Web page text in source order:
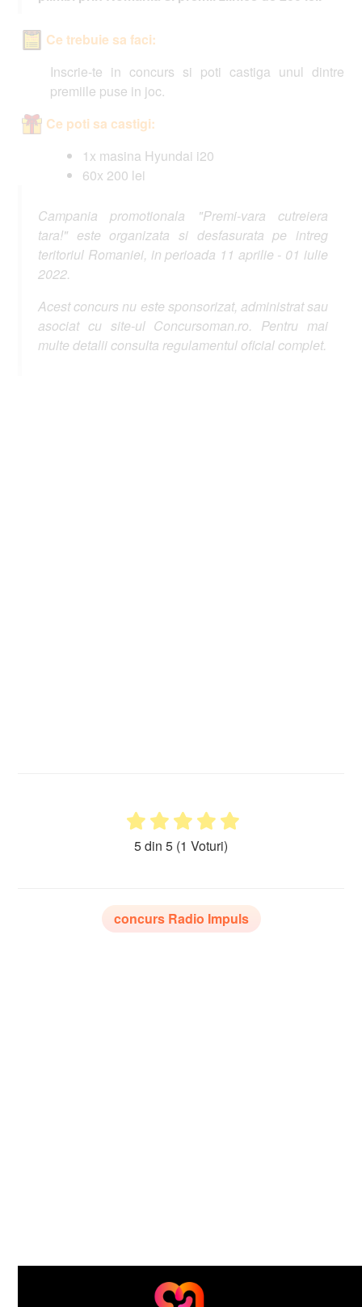
Ce trebuie sa faci:
Inscrie-te in concurs si poti castiga unul dintre
premiile puse in joc.
Ce poti sa castigi:
1x masina Hyundai i20
60x 200 lei
Campania promotionala "Premi-vara cutreiera
tara!" este organizata si desfasurata pe intreg
teritoriul Romaniei, in perioada 11 aprilie - 01 iulie
2022.
Acest concurs nu este sponsorizat, administrat sau
asociat cu site-ul Concursoman.ro. Pentru mai
multe detalii consulta regulamentul oficial complet.
5 din 5(1 Voturi)
concurs Radio Impuls